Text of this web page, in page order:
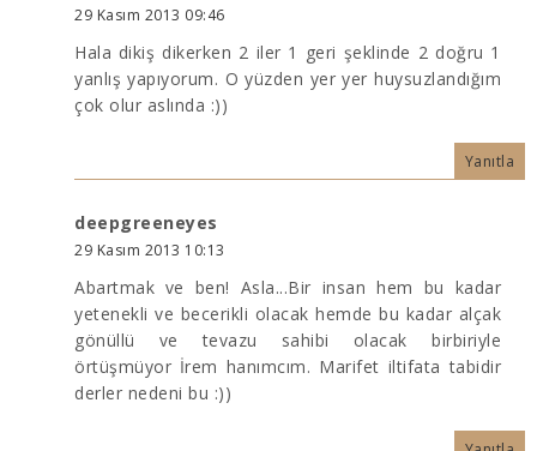
29 Kasım 2013 09:46
Hala dikiş dikerken 2 iler 1 geri şeklinde 2 doğru 1
yanlış yapıyorum. O yüzden yer yer huysuzlandığım
çok olur aslında :))
Yanıtla
deepgreeneyes
29 Kasım 2013 10:13
Abartmak ve ben! Asla...Bir insan hem bu kadar
yetenekli ve becerikli olacak hemde bu kadar alçak
gönüllü ve tevazu sahibi olacak birbiriyle
örtüşmüyor İrem hanımcım. Marifet iltifata tabidir
derler nedeni bu :))